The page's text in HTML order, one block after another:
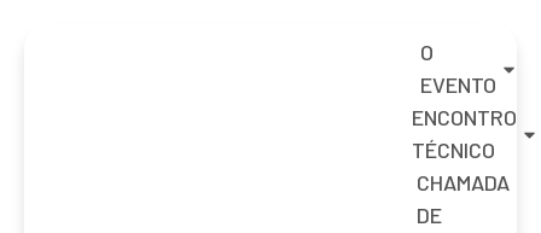
O
EVENTO
ENCONTRO
TÉCNICO
CHAMADA
DE